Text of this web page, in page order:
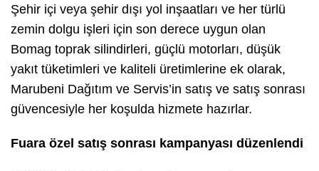
Şehir içi veya şehir dışı yol inşaatları ve her türlü
zemin dolgu işleri için son derece uygun olan
Bomag toprak silindirleri, güçlü motorları, düşük
yakıt tüketimleri ve kaliteli üretimlerine ek olarak,
Marubeni Dağıtım ve Servis’in satış ve satış sonrası
güvencesiyle her koşulda hizmete hazırlar.
Fuara özel satış sonrası kampanyası düzenlendi